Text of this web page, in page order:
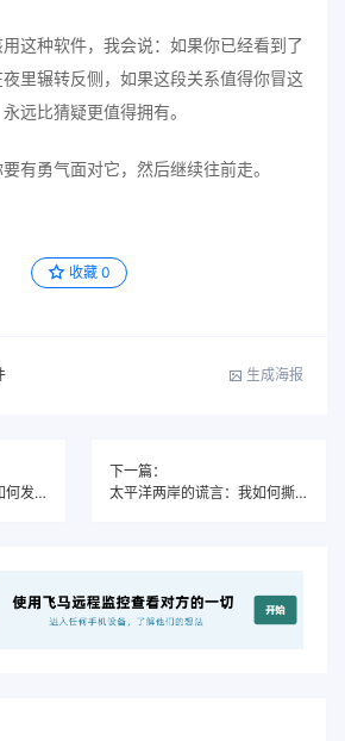
这种软件，我会说：如果你已经看到了
里辗转反侧，如果这段关系值得你冒这
远比猜疑更值得拥有。
有勇气面对它，然后继续往前走。
收藏 0
生成海报
青春里的双重背叛：我如何发现校园爱情早已变质
下一篇：
太平洋两岸的谎言：我如何撕破跨国男友的双面人生